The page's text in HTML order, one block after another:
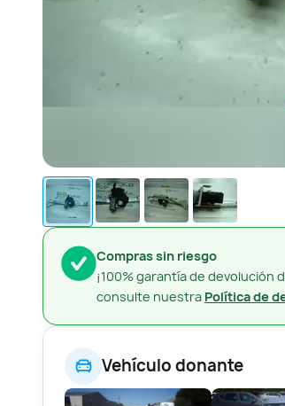
Compras sin riesgo
¡100% garantía de devolución
consulte nuestra Política de
Vehículo donante